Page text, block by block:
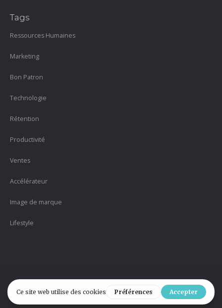
Tags
Ressources Humaines
Marketing
Bon Patron
Technologie
Rétention
Productivité
Ventes
Accélérateur
Image de marque
Lifestyle
Version 2.1 | Politique de confidentialité| Designed by #HELPYmedia